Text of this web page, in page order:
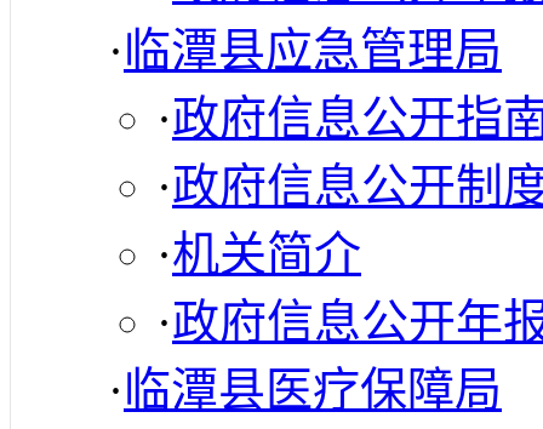
·临潭县应急管理局
·政府信息公开指
·政府信息公开制
·机关简介
·政府信息公开年
·临潭县医疗保障局